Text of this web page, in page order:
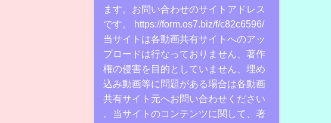
ます。お問い合わせのサイトアドレス
です。 https://form.os7.biz/f/c82c6596/
当サイトは各動画共有サイトへのアッ
プロードは行なっておりません、著作
権の侵害を目的としていません、埋め
込み動画等に問題がある場合は各動画
共有サイト元へお問い合わせください
。当サイトのコンテンツに関して、著